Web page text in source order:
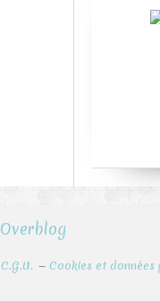
Overblog
C.G.U. Cookies et données